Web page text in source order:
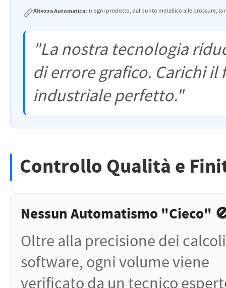
📏Altezza Automatica:in ogni prodotto, dal punto metallico alle brossure,
"La nostra tecnologia
di errore grafico. Carichi
industriale perfetto."
Controllo Qualità e
Nessun Automatismo "Cieco"
Oltre alla precisione dei calcoli
software, ogni volume viene